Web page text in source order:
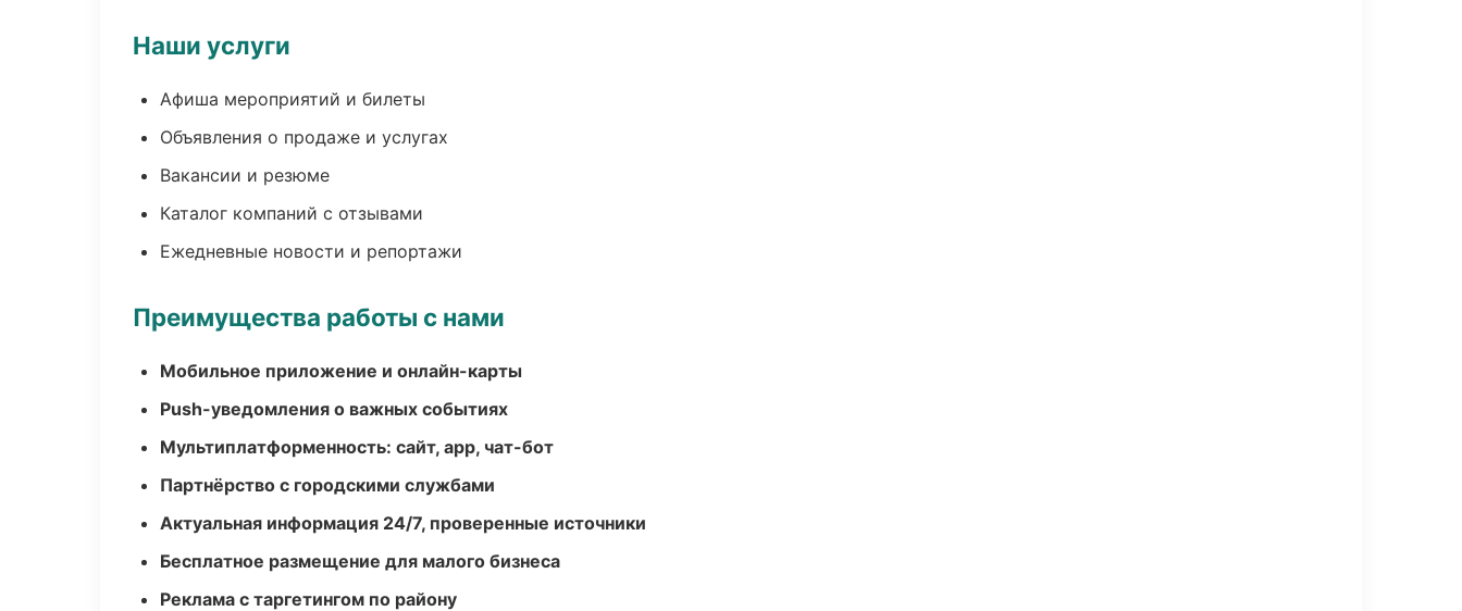
Наши услуги
Афиша мероприятий и билеты
Объявления о продаже и услугах
Вакансии и резюме
Каталог компаний с отзывами
Ежедневные новости и репортажи
Преимущества работы с нами
Мобильное приложение и онлайн-карты
Push-уведомления о важных событиях
Мультиплатформенность: сайт, app, чат-бот
Партнёрство с городскими службами
Актуальная информация 24/7, проверенные источники
Бесплатное размещение для малого бизнеса
Реклама с таргетингом по району